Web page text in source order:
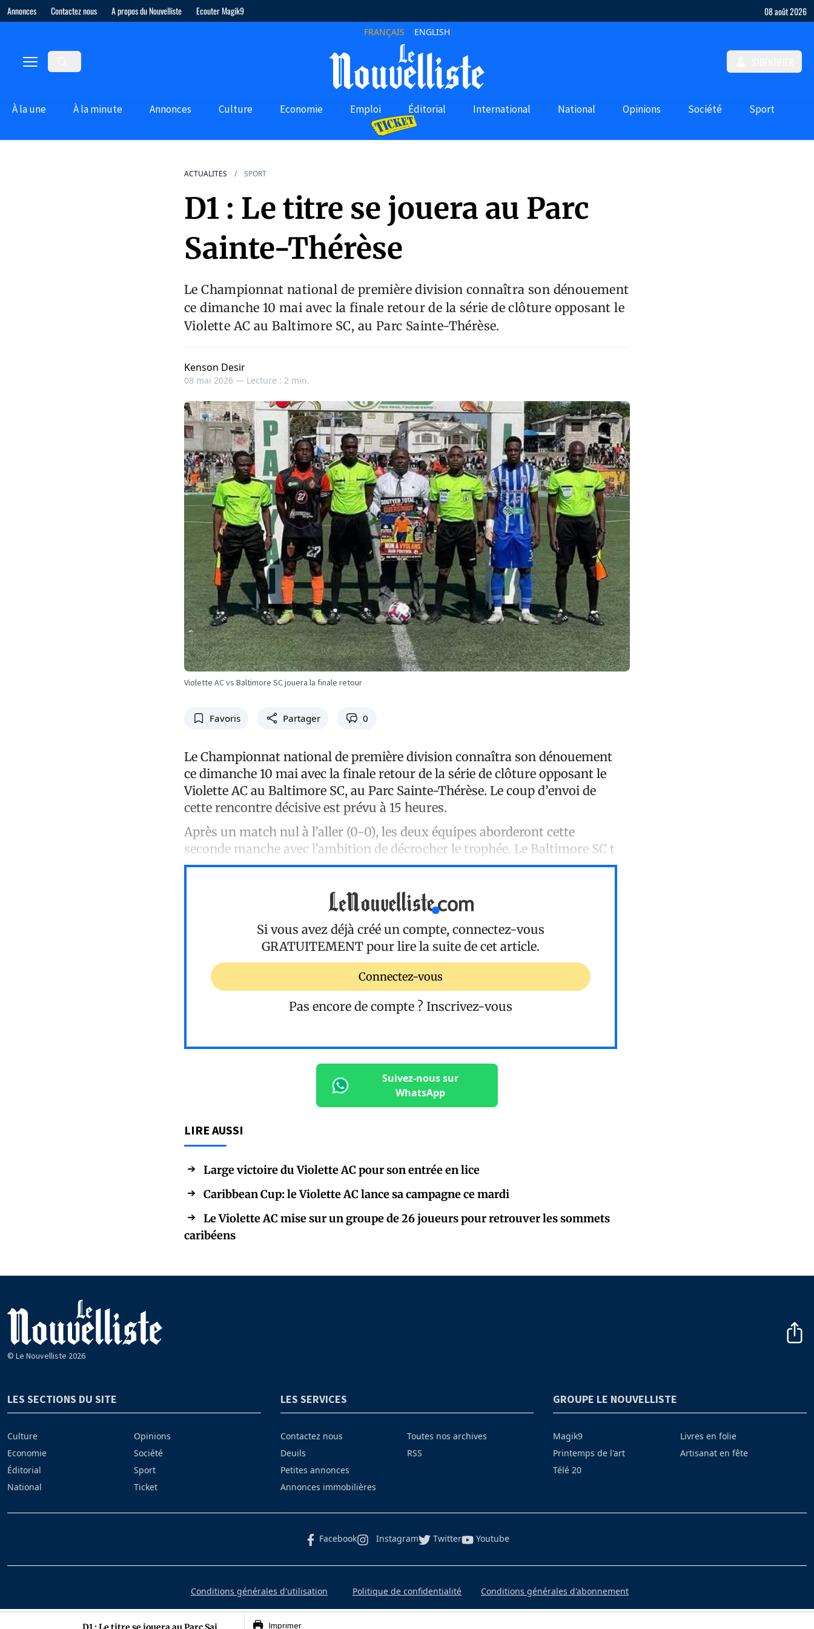
Annonces Contactez nous A propos du Nouvelliste Ecouter Magik9 08 août 2026
FRANÇAIS ENGLISH
À la une À la minute Annonces Culture Economie Emploi Éditorial International National Opinions Société Sport
ACTUALITES SPORT
D1 : Le titre se jouera au Parc
Sainte-Thérèse
Le Championnat national de première division connaîtra son dénouement
ce dimanche 10 mai avec la finale retour de la série de clôture opposant le
Violette AC au Baltimore SC, au Parc Sainte-Thérèse.
Kenson Desir
08 mai 2026 — Lecture : 2 min.
Violette AC vs Baltimore SC jouera la finale retour
Favoris Partager 0
Le Championnat national de première division connaîtra son dénouement
ce dimanche 10 mai avec la finale retour de la série de clôture opposant le
Violette AC au Baltimore SC, au Parc Sainte-Thérèse. Le coup d’envoi de
cette rencontre décisive est prévu à 15 heures.
Après un match nul à l’aller (0-0), les deux équipes aborderont cette
seconde manche avec l’ambition de décrocher le trophée. Le Baltimore SC t
Si vous avez déjà créé un compte, connectez-vous
GRATUITEMENT pour lire la suite de cet article.
Connectez-vous
Pas encore de compte ? Inscrivez-vous
Suivez-nous sur
WhatsApp
LIRE AUSSI
Large victoire du Violette AC pour son entrée en lice
Caribbean Cup: le Violette AC lance sa campagne ce mardi
Le Violette AC mise sur un groupe de 26 joueurs pour retrouver les sommets
caribéens
Imprimer
© Le Nouvelliste 2026
LES SECTIONS DU SITE
Culture
Economie
Éditorial
National
Opinions
Société
Sport
Ticket
LES SERVICES
Contactez nous
Deuils
Petites annonces
Annonces immobilières
Toutes nos archives
RSS
GROUPE LE NOUVELLISTE
Magik9
Printemps de l'art
Télé 20
Livres en folie
Artisanat en fête
Facebook Instagram Twitter Youtube
Conditions générales d'utilisation Politique de confidentialité Conditions générales d'abonnement